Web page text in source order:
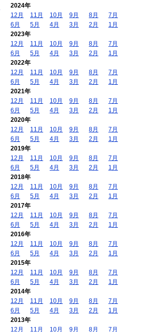
2024年
12月
11月 10月 9月 8月
7月
6月
5月 4月 3月 2月
1月
2023年
12月
11月 10月 9月 8月
7月
6月
5月 4月 3月 2月
1月
2022年
12月
11月 10月 9月 8月
7月
6月
5月 4月 3月 2月
1月
2021年
12月
11月 10月 9月 8月
7月
6月
5月 4月 3月 2月
1月
2020年
12月
11月 10月 9月 8月
7月
6月
5月 4月 3月 2月
1月
2019年
12月
11月 10月 9月 8月
7月
6月
5月 4月 3月 2月
1月
2018年
12月
11月 10月 9月 8月
7月
6月
5月 4月 3月 2月
1月
2017年
12月
11月 10月 9月 8月
7月
6月
5月 4月 3月 2月
1月
2016年
12月
11月 10月 9月 8月
7月
6月
5月 4月 3月 2月
1月
2015年
12月
11月 10月 9月 8月
7月
6月
5月 4月 3月 2月
1月
2014年
12月
11月 10月 9月 8月
7月
6月
5月 4月 3月 2月
1月
2013年
12月
11月 10月 9月 8月 7月